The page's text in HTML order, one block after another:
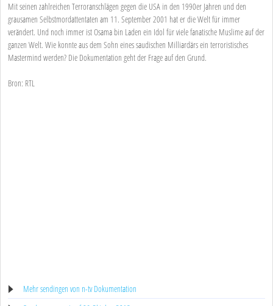
Mit seinen zahlreichen Terroranschlägen gegen die USA in den 1990er Jahren und den
grausamen Selbstmordattentaten am 11. September 2001 hat er die Welt für immer
verändert. Und noch immer ist Osama bin Laden ein Idol für viele fanatische Muslime auf der
ganzen Welt. Wie konnte aus dem Sohn eines saudischen Milliardärs ein terroristisches
Mastermind werden? Die Dokumentation geht der Frage auf den Grund.
Bron: RTL
Mehr sendingen von n-tv Dokumentation